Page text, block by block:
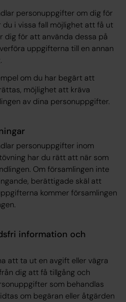
personuppgifter om dig för
i vissa fall möjlighet att få ut
dig för att använda dessa på
uppgifterna till en annan
om du har begärt att
möjlighet att kräva
av dina personuppgifter.
personuppgifter inom
har du rätt att när som
Om församlingen inte
berättigade skäl att
kommer församlingen
information och
att ta ut en avgift eller vägra
dig att få tillgång och
som behandlas
om begäran eller åtgärden